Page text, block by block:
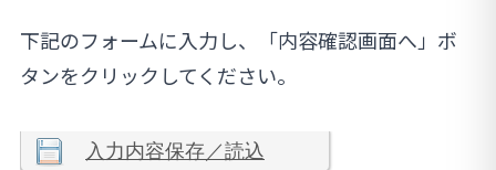
下記のフォームに入力し、「内容確認画面へ」ボ
タンをクリックしてください。